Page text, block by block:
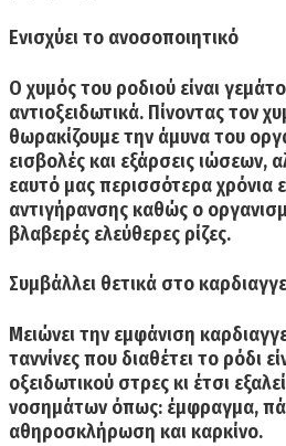
Ενισχύει το ανοσοποιητικό
Ο χυμός του ροδιού είναι
αντιοξειδωτικά. Πίνοντας τον
θωρακίζουμε την άμυνα του
εισβολές και εξάρσεις ιώσεων,
εαυτό μας περισσότερα χρόνια
αντιγήρανσηςκαθώς ο
βλαβερές ελεύθερες ρίζες.
Συμβάλλει θετικά στο
Μειώνει την εμφάνιση
ταννίνεςπου διαθέτει το ρόδι
οξειδωτικού στρες κι έτσι
νοσημάτων όπως: έμφραγμα,
αθηροσκλήρωση και καρκίνο.